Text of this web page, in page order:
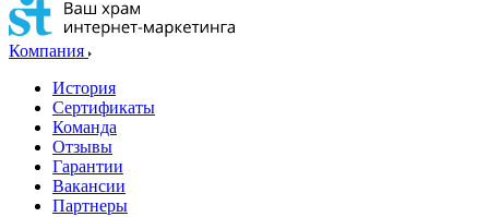
Компания
История
Сертификаты
Команда
Отзывы
Гарантии
Вакансии
Партнеры